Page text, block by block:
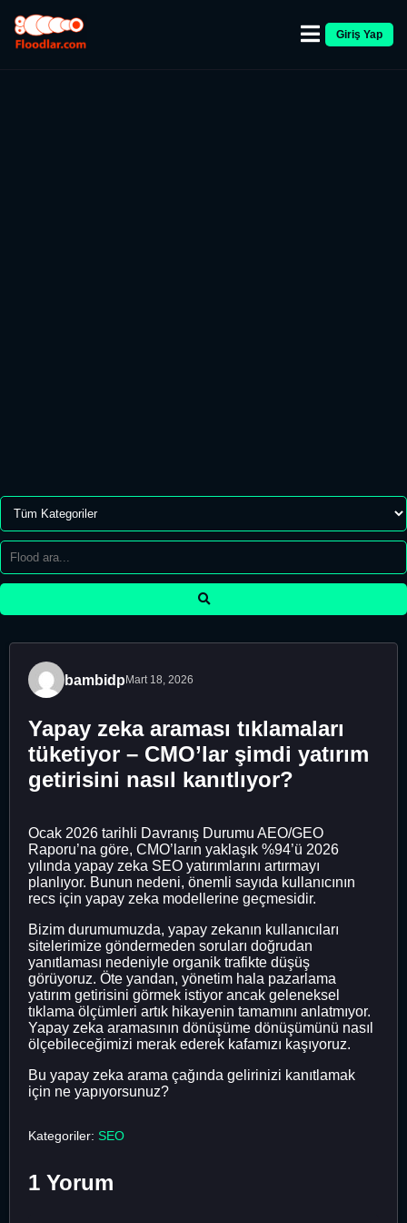
Giriş Yap
bambidp Mart 18, 2026
Yapay zeka araması tıklamaları
tüketiyor – CMO’lar şimdi yatırım
getirisini nasıl kanıtlıyor?
Ocak 2026 tarihli Davranış Durumu AEO/GEO
Raporu’na göre, CMO’ların yaklaşık %94’ü 2026
yılında yapay zeka SEO yatırımlarını artırmayı
planlıyor. Bunun nedeni, önemli sayıda kullanıcının
recs için yapay zeka modellerine geçmesidir.
Bizim durumumuzda, yapay zekanın kullanıcıları
sitelerimize göndermeden soruları doğrudan
yanıtlaması nedeniyle organik trafikte düşüş
görüyoruz. Öte yandan, yönetim hala pazarlama
yatırım getirisini görmek istiyor ancak geleneksel
tıklama ölçümleri artık hikayenin tamamını anlatmıyor.
Yapay zeka aramasının dönüşüme dönüşümünü nasıl
ölçebileceğimizi merak ederek kafamızı kaşıyoruz.
Bu yapay zeka arama çağında gelirinizi kanıtlamak
için ne yapıyorsunuz?
Kategoriler: SEO
1 Yorum